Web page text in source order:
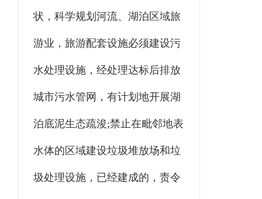
状，科学规划河流、湖泊区域旅
游业，旅游配套设施必须建设污
水处理设施，经处理达标后排放
城市污水管网，有计划地开展湖
泊底泥生态疏浚;禁止在毗邻地表
水体的区域建设垃圾堆放场和垃
圾处理设施，已经建成的，责令